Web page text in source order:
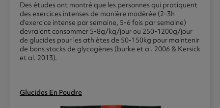
Des études ont montré que les personnes qui pratiquent
des exercices intenses de manière modérée (2-3h
d’exercice intense par semaine, 5-6 fois par semaine)
devraient consommer 5-8g/kg/jour ou 250-1200g/jour
de glucides pour les athlètes de 50-150kg pour maintenir
de bons stocks de glycogènes (burke et al. 2006 & Kersick
et al. 2013).
Glucides En Poudre